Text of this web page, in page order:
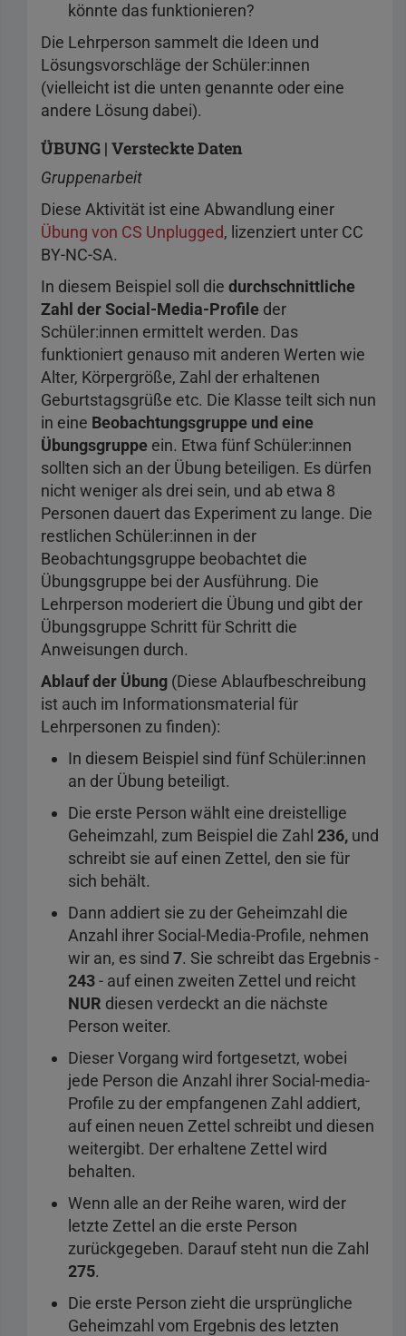
könnte das funktionieren?
Die Lehrperson sammelt die Ideen und
Lösungsvorschläge der Schüler:innen
(vielleicht ist die unten genannte oder eine
andere Lösung dabei).
ÜBUNG | Versteckte Daten
Gruppenarbeit
Diese Aktivität ist eine Abwandlung einer
Übung von CS Unplugged, lizenziert unter CC
BY-NC-SA.
In diesem Beispiel soll die durchschnittliche
Zahl der Social-Media-Profile der
Schüler:innen ermittelt werden. Das
funktioniert genauso mit anderen Werten wie
Alter, Körpergröße, Zahl der erhaltenen
Geburtstagsgrüße etc. Die Klasse teilt sich nun
in eine Beobachtungsgruppe und eine
Übungsgruppe ein. Etwa fünf Schüler:innen
sollten sich an der Übung beteiligen. Es dürfen
nicht weniger als drei sein, und ab etwa 8
Personen dauert das Experiment zu lange. Die
restlichen Schüler:innen in der
Beobachtungsgruppe beobachtet die
Übungsgruppe bei der Ausführung. Die
Lehrperson moderiert die Übung und gibt der
Übungsgruppe Schritt für Schritt die
Anweisungen durch.
Ablauf der Übung (Diese Ablaufbeschreibung
ist auch im Informationsmaterial für
Lehrpersonen zu finden):
In diesem Beispiel sind fünf Schüler:innen
an der Übung beteiligt.
Die erste Person wählt eine dreistellige
Geheimzahl, zum Beispiel die Zahl 236, und
schreibt sie auf einen Zettel, den sie für
sich behält.
Dann addiert sie zu der Geheimzahl die
Anzahl ihrer Social-Media-Profile, nehmen
wir an, es sind 7. Sie schreibt das Ergebnis -
243- auf einen zweiten Zettel und reicht
NUR diesen verdeckt an die nächste
Person weiter.
Dieser Vorgang wird fortgesetzt, wobei
jede Person die Anzahl ihrer Social-media-
Profile zu der empfangenen Zahl addiert,
auf einen neuen Zettel schreibt und diesen
weitergibt. Der erhaltene Zettel wird
behalten.
Wenn alle an der Reihe waren, wird der
letzte Zettel an die erste Person
zurückgegeben. Darauf steht nun die Zahl
275.
Die erste Person zieht die ursprüngliche
Geheimzahl vom Ergebnis des letzten